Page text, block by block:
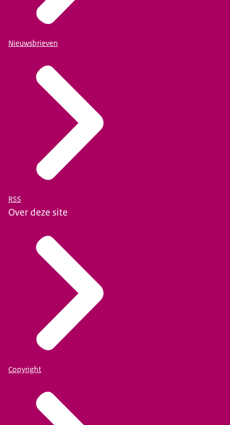
Nieuwsbrieven
RSS
Over deze site
Copyright